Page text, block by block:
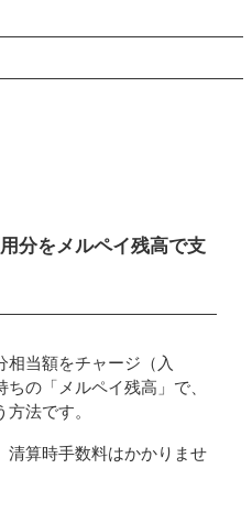
分をメルペイ残高で支
相当額をチャージ（入
の「メルペイ残高」で、
法です。
清算時手数料はかかりませ